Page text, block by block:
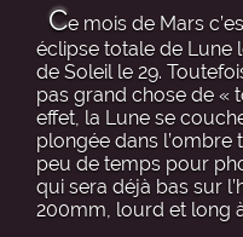
Ce mois de Mars
éclipse totale de Lune
de Soleil le 29.
pas grand chose de «
effet, la Lune se
plongée dans l’ombre
peu de temps pour
qui sera déjà bas sur
200mm, lourd et long